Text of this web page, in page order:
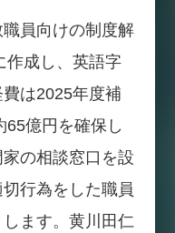
員向けの制度解
作成し、英語字
は2025年度補
65億円を確保し
の相談窓口を設
行為をした職員
ます。黄川田仁